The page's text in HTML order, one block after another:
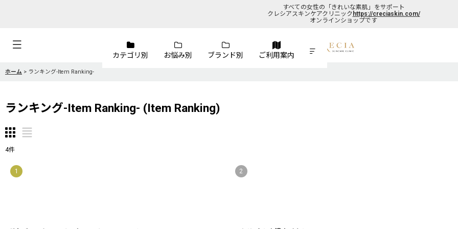
すべての女性の「きれいな素肌」をサポート
クレシアスキンケアクリニック https://creciaskin.com/
オンラインショップです
カテゴリ別 お悩み別 ブランド別 ご利用案内
ホーム > ランキング-Item Ranking-
ランキング-Item Ranking- (Item Ranking)
4件
1 2